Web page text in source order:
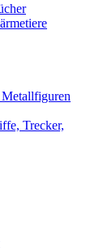
Trecker,